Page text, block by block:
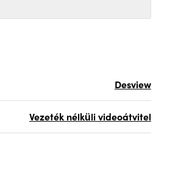
Desview
Vezeték nélküli videoátvitel